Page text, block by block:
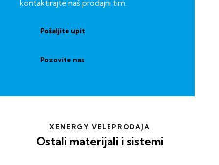
kontaktirajte naš prodajni tim.
Pošaljite upit
Pozovite nas
XENERGY VELEPRODAJA
Ostali materijali i sistemi